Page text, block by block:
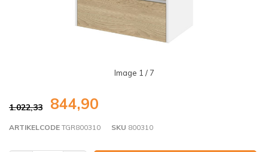
Image 1 / 7
1.022,33 844,90
ARTIKELCODE TGR800310 SKU 800310